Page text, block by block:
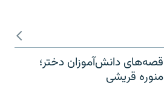
قصه‌های دانش‌آموزان دختر؛
منوره قریشی